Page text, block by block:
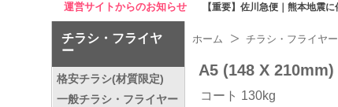
運営サイトからのお知らせ 【重要】佐川急便｜熊本地震
チラシ・フライヤ
ー
格安チラシ(材質限定)
一般チラシ・フライヤー
ホーム チラシ・フライヤー
A5 (148 X 210mm)
コート 130kg